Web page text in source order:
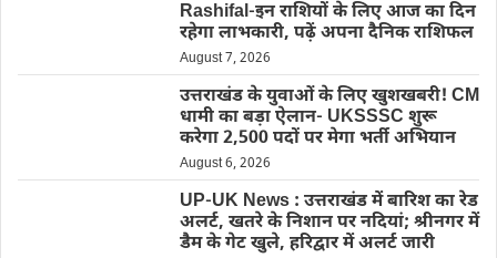
Rashifal-इन राशियों के लिए आज का दिन
रहेगा लाभकारी, पढ़ें अपना दैनिक राशिफल
August 7, 2026
उत्तराखंड के युवाओं के लिए खुशखबरी! CM
धामी का बड़ा ऐलान- UKSSSC शुरू
करेगा 2,500 पदों पर मेगा भर्ती अभियान
August 6, 2026
UP-UK News : उत्तराखंड में बारिश का रेड
अलर्ट, खतरे के निशान पर नदियां; श्रीनगर में
डैम के गेट खुले, हरिद्वार में अलर्ट जारी